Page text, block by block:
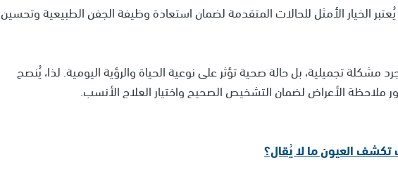
الخيار الأمثل للحالات المتقدمة لضمان استعادة وظيفة الجفن الطبيعية وتحسين
مشكلة تجميلية، بل حالة صحية تؤثر على نوعية الحياة والرؤية اليومية. لذا، يُنصح
ملاحظة الأعراض لضمان التشخيص الصحيح واختيار العلاج الأنسب.
العيون ما لا يُقال؟